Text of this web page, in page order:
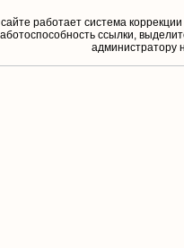
работает система
ссылки,
aдминистратору